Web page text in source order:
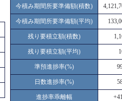
今積み期間所要準備額(積数)
今積み期間所要準備額(平均)
残り要積立額(積数)
残り要積立額(平均)
準預進捗率(%)
日数進捗率(%)
進捗率乖離幅